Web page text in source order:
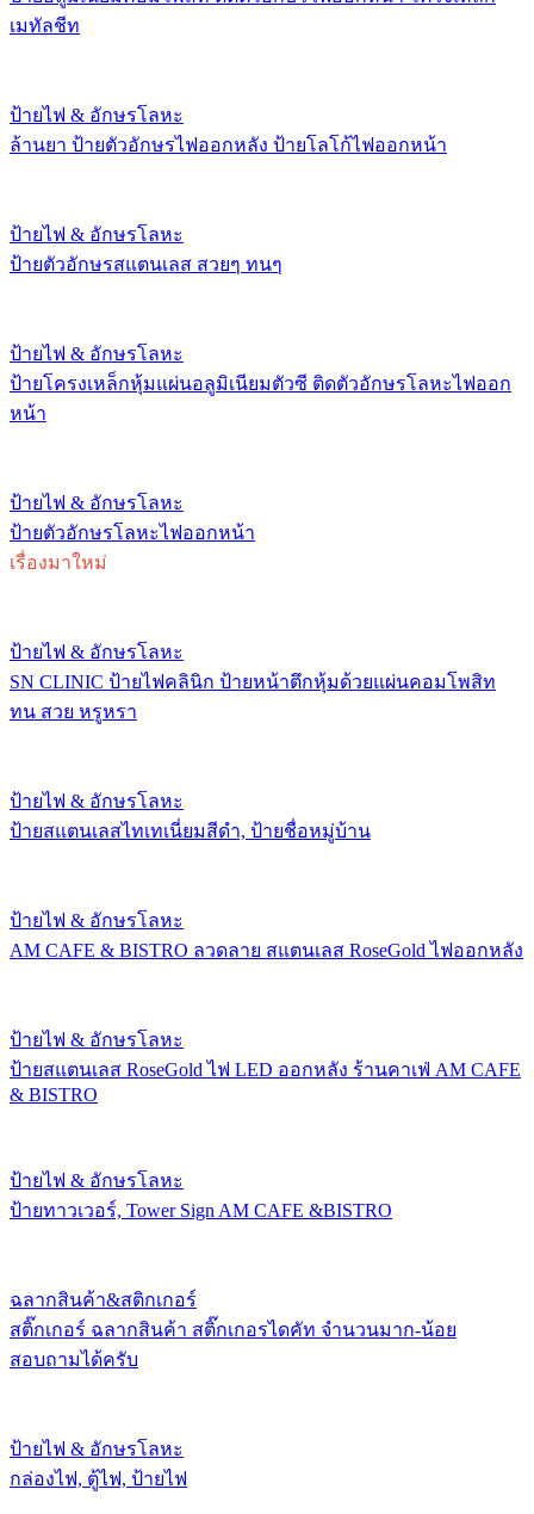
เมทัลชีท
ป้ายไฟ & อักษรโลหะ
ล้านยา ป้ายตัวอักษรไฟออกหลัง ป้ายโลโก้ไฟออกหน้า
ป้ายไฟ & อักษรโลหะ
ป้ายตัวอักษรสแตนเลส สวยๆ ทนๆ
ป้ายไฟ & อักษรโลหะ
ป้ายโครงเหล็กหุ้มแผ่นอลูมิเนียมตัวซี ติดตัวอักษรโลหะไฟออก
หน้า
ป้ายไฟ & อักษรโลหะ
ป้ายตัวอักษรโลหะไฟออกหน้า
เรื่องมาใหม่
ป้ายไฟ & อักษรโลหะ
SN CLINIC ป้ายไฟคลินิก ป้ายหน้าตึกหุ้มด้วยแผ่นคอมโพสิท
ทน สวย หรูหรา
ป้ายไฟ & อักษรโลหะ
ป้ายสแตนเลสไทเทเนี่ยมสีดำ, ป้ายชื่อหมู่บ้าน
ป้ายไฟ & อักษรโลหะ
AM CAFE & BISTRO ลวดลาย สแตนเลส RoseGold ไฟออกหลัง
ป้ายไฟ & อักษรโลหะ
ป้ายสแตนเลส RoseGold ไฟ LED ออกหลัง ร้านคาเฟ่ AM CAFE
& BISTRO
ป้ายไฟ & อักษรโลหะ
ป้ายทาวเวอร์, Tower Sign AM CAFE &BISTRO
ฉลากสินค้า&สติกเกอร์
สติ๊กเกอร์ ฉลากสินค้า สติ๊กเกอรไดคัท จำนวนมาก-น้อย
สอบถามได้ครับ
ป้ายไฟ & อักษรโลหะ
กล่องไฟ, ตู้ไฟ, ป้ายไฟ